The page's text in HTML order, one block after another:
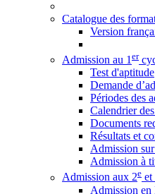
Catalogue des
Version
Admission au 1 er
Test d'aptitude
Demande
Périodes des
Calendrier
Documents
Résultats et
Admission
Admission à
Admission aux 2e et
Admission en